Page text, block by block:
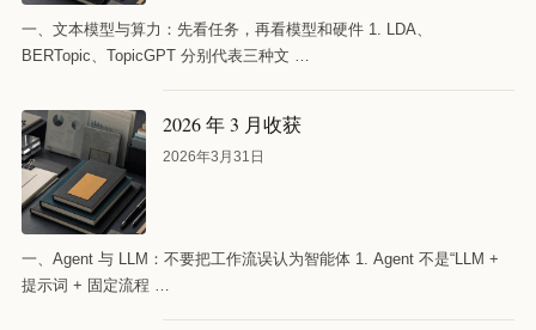
一、文本模型与算力：先看任务，再看模型和硬件 1. LDA、
BERTopic、TopicGPT 分别代表三种文 …
2026 年 3 月收获
2026年3月31日
一、Agent 与 LLM：不要把工作流误认为智能体 1. Agent 不是“LLM +
提示词 + 固定流程 …